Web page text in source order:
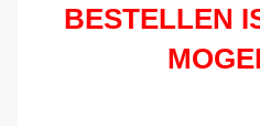
BESTELLEN